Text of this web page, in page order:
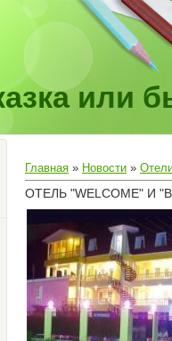
или
Главная » Новости »
ОТЕЛЬ "WELCOME" И